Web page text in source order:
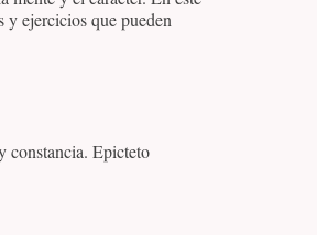
y ejercicios que pueden
constancia. Epicteto